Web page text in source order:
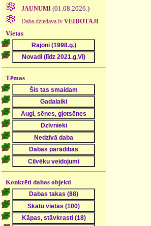
JAUNUMI (01.08.2026.)
Daba.dziedava.lv VEIDOTĀJI
Vietas
Tēmas
Konkrēti dabas objekti